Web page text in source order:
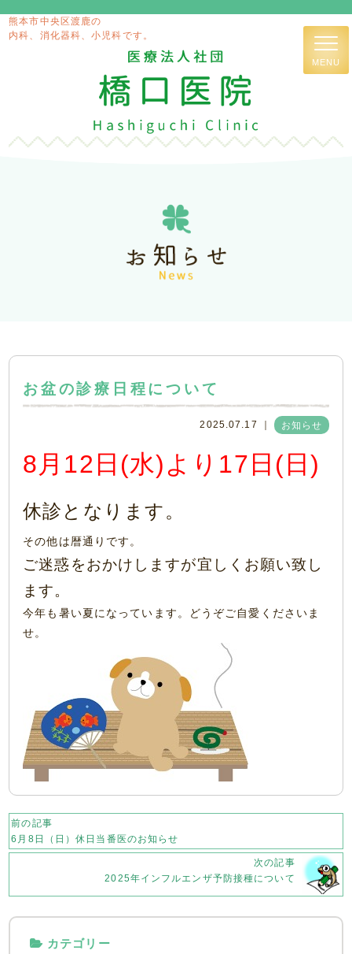
熊本市中央区渡鹿の
内科、消化器科、小児科です。
お盆の診療日程について
2025.07.17 ｜ お知らせ
8月12日(水)より17日(日)
休診となります。
その他は暦通りです。
ご迷惑をおかけしますが宜しくお願い致し
ます。
今年も暑い夏になっています。どうぞご自愛くださいま
せ。
前の記事
6月8日（日）休日当番医のお知らせ
次の記事
2025年インフルエンザ予防接種について
カテゴリー